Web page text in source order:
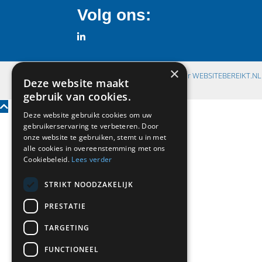
Volg ons:
| Website ontwikkeling doorWEBSITEBEREIKT.NL
×
Deze website maakt
gebruik van cookies.
Deze website gebruikt cookies om uw
gebruikerservaring te verbeteren. Door
onze website te gebruiken, stemt u in met
alle cookies in overeenstemming met ons
Cookiebeleid. Lees verder
STRIKT NOODZAKELIJK
PRESTATIE
TARGETING
FUNCTIONEEL